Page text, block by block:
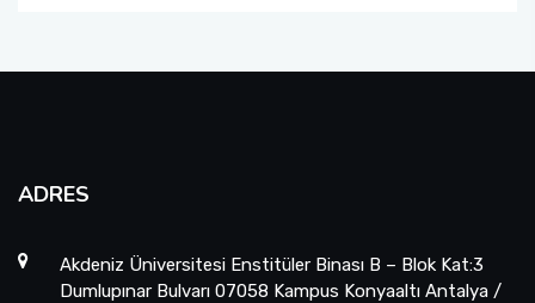
ADRES
Akdeniz Üniversitesi Enstitüler Binası B – Blok Kat:3
Dumlupınar Bulvarı 07058 Kampus Konyaaltı Antalya /